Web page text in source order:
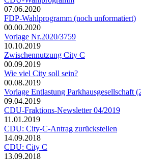
07.06.2020
FDP-Wahlprogramm (noch unformatiert)
00.00.2020
Vorlage Nr.2020/3759
10.10.2019
Zwischennutzung City C
00.09.2019
Wie viel City soll sein?
00.08.2019
Vorlage Entlastung Parkhausgesellschaft
09.04.2019
CDU-Fraktions-Newsletter 04/2019
11.01.2019
CDU: City-C-Antrag zurückstellen
14.09.2018
CDU: City C
13.09.2018